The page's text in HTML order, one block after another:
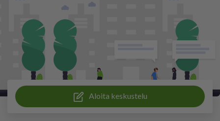
Aloita keskustelu